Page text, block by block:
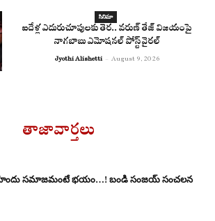
సినిమా
ఐదేళ్ల ఎదురుచూపులకు తెర.. వరుణ్ తేజ్ విజయంపై
నాగబాబు ఎమోషనల్ పోస్ట్ వైరల్
Jyothi Alishetti - August 9, 2026
తాజావార్తలు
హిందు స‌మాజ‌మంటే భ‌యం…! బండి సంజ‌య్ సంచ‌ల‌న